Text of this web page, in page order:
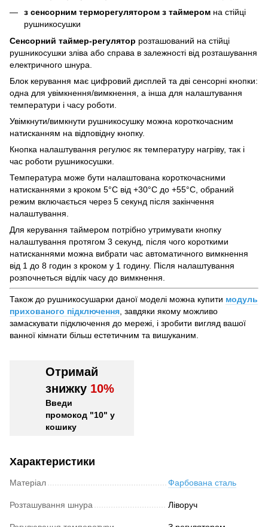
з сенсорним терморегулятором з таймером на стійці
рушникосушки
Сенсорний таймер-регулятор розташований на стійці
рушникосушки зліва або справа в залежності від розташування
електричного шнура.
Блок керування має цифровий дисплей та дві сенсорні кнопки:
одна для увімкнення/вимкнення, а інша для налаштування
температури і часу роботи.
Увімкнути/вимкнути рушникосушку можна короткочасним
натисканням на відповідну кнопку.
Кнопка налаштування регулює як температуру нагріву, так і
час роботи рушникосушки.
Температура може бути налаштована короткочасними
натисканнями з кроком 5°С від +30°С до +55°С, обраний
режим включається через 5 секунд після закінчення
налаштування.
Для керування таймером потрібно утримувати кнопку
налаштування протягом 3 секунд, після чого короткими
натисканнями можна вибрати час автоматичного вимкнення
від 1 до 8 годин з кроком у 1 годину. Після налаштування
розпочнеться відлік часу до вимкнення.
Також до рушникосушарки даної моделі можна купити модуль
прихованого підключення, завдяки якому можливо
замаскувати підключення до мережі, і зробити вигляд вашої
ванної кімнати більш естетичним та вишуканим.
Отримай
знижку 10%
Введи
промокод "10" у
кошику
Характеристики
Матеріал Фарбована сталь
Розташування шнура Ліворуч